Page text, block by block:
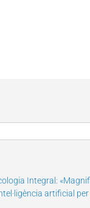
Integral:
artificial per